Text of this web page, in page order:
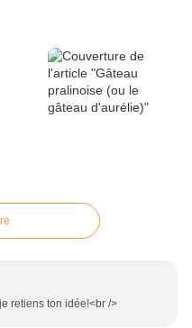
retiens ton idée!<br />